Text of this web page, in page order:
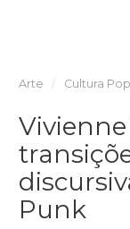
Arte Cultura
Punk